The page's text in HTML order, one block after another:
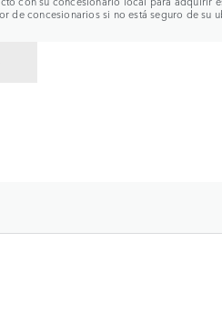
de concesionarios si no está seguro de su